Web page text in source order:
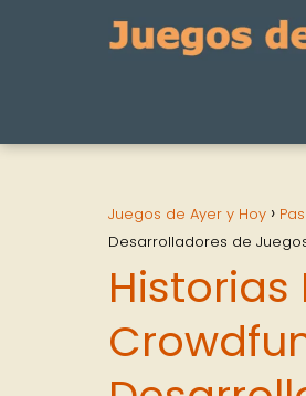
Juegos de Ayer y Hoy
Desarrolladores de